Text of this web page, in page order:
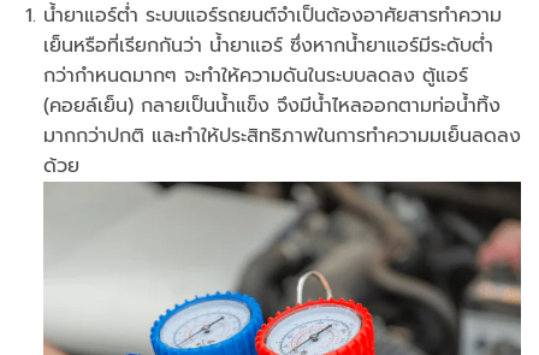
น้ำยาแอร์ต่ำ ระบบแอร์รถยนต์จำเป็นต้องอาศัยสารทำความ
เย็นหรือที่เรียกกันว่า น้ำยาแอร์ ซึ่งหากน้ำยาแอร์มีระดับต่ำ
กว่ากำหนดมากๆ จะทำให้ความดันในระบบลดลง ตู้แอร์
(คอยล์เย็น) กลายเป็นน้ำแข็ง จึงมีน้ำไหลออกตามท่อน้ำทิ้ง
มากกว่าปกติ และทำให้ประสิทธิภาพในการทำความมเย็นลดลง
ด้วย